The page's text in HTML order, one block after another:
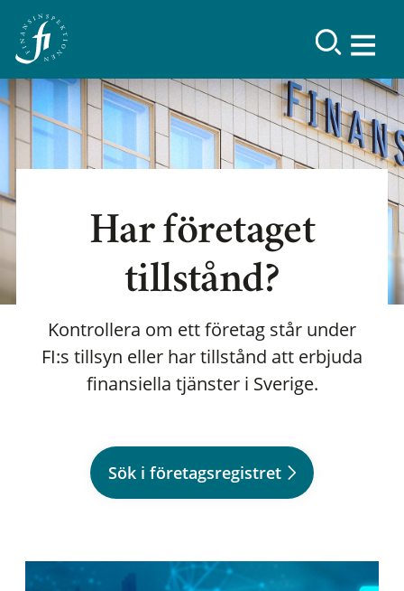
Har företaget
tillstånd?
Kontrollera om ett företag står under
FI:s tillsyn eller har tillstånd att erbjuda
finansiella tjänster i Sverige.
Sök i företagsregistret